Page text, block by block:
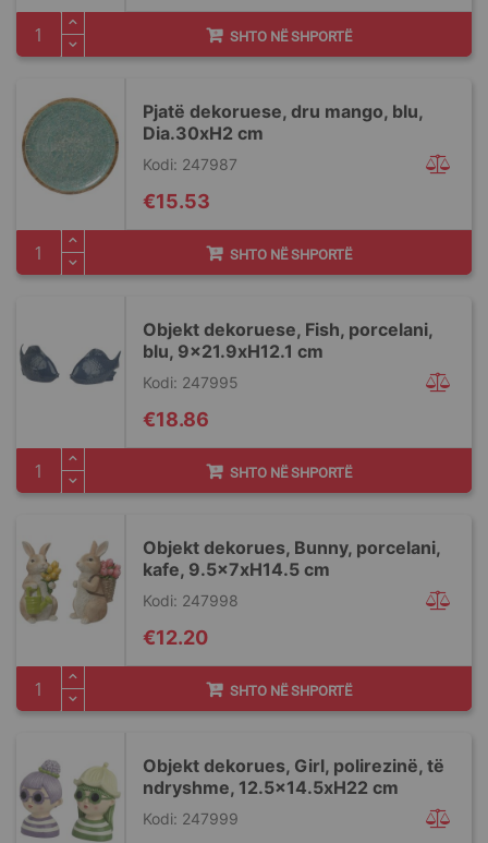
SHTO NË SHPORTË
Pjatë dekoruese, dru mango, blu,
Dia.30xH2 cm
Kodi: 247987
€15.53
SHTO NË SHPORTË
Objekt dekoruese, Fish, porcelani,
blu, 9x21.9xH12.1 cm
Kodi: 247995
€18.86
SHTO NË SHPORTË
Objekt dekorues, Bunny, porcelani,
kafe, 9.5x7xH14.5 cm
Kodi: 247998
€12.20
SHTO NË SHPORTË
Objekt dekorues, Girl, polirezinë, të
ndryshme, 12.5x14.5xH22 cm
Kodi: 247999